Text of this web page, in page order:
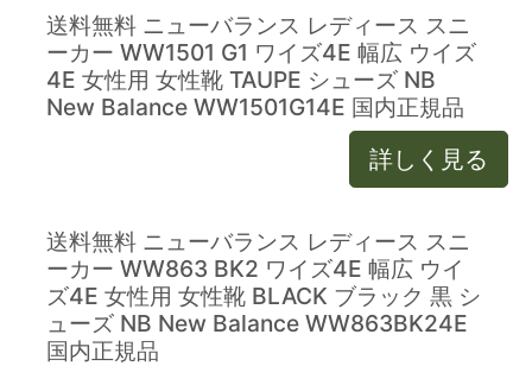
送料無料 ニューバランス レディース スニ
ーカー WW1501 G1 ワイズ4E 幅広 ウイズ
4E 女性用 女性靴 TAUPE シューズ NB
New Balance WW1501G14E 国内正規品
詳しく見る
送料無料 ニューバランス レディース スニ
ーカー WW863 BK2 ワイズ4E 幅広 ウイ
ズ4E 女性用 女性靴 BLACK ブラック 黒 シ
ューズ NB New Balance WW863BK24E
国内正規品